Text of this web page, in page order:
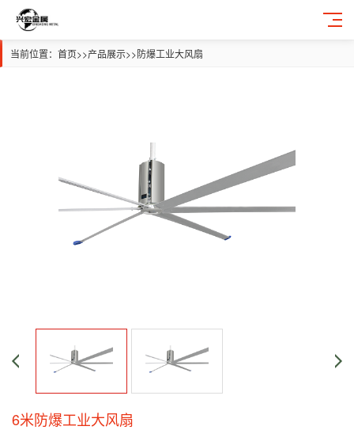
当前位置： 首页>>产品展示>>防爆工业大风扇
6米防爆工业大风扇